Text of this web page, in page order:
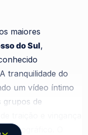
maiores
do Sul,
tranquilidade do
um vídeo íntimo
grupos de
O